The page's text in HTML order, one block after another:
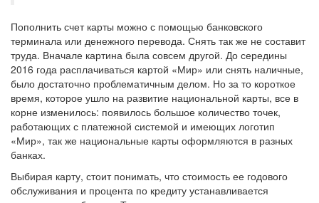
Пополнить счет карты можно с помощью банковского
терминала или денежного перевода. Снять так же не составит
труда. Вначале картина была совсем другой. До середины
2016 года расплачиваться картой «Мир» или снять наличные,
было достаточно проблематичным делом. Но за то короткое
время, которое ушло на развитие национальной карты, все в
корне изменилось: появилось большое количество точек,
работающих с платежной системой и имеющих логотип
«Мир», так же национальные карты оформляются в разных
банках.
Выбирая карту, стоит понимать, что стоимость ее годового
обслуживания и процента по кредиту устанавливается